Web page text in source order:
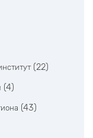
(22)
(4)
(43)